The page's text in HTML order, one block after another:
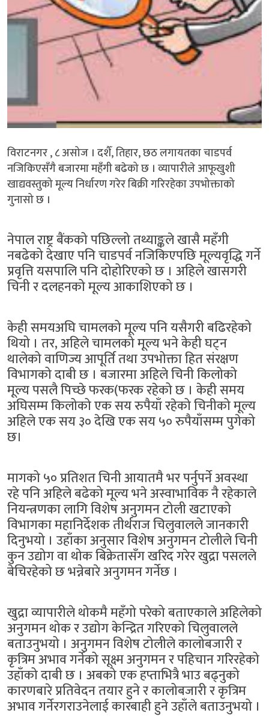
विराटनगर , ८ असोज । दशैँ, तिहार, छठ लगायतका चाडपर्व
नजिकिएसँगै बजारमा महँगी बढेको छ । व्यापारीले आफूखुशी
खाद्यवस्तुको मूल्य निर्धारण गरेर बिक्री गरिरहेका उपभोक्ताको
गुनासो छ ।
नेपाल राष्ट्र बैंकको पछिल्लो तथ्याङ्कले खासै महँगी
नबढेको देखाए पनि चाडपर्व नजिकिएपछि मूल्यवृद्धि गर्ने
प्रवृत्ति यसपालि पनि दोहोरिएको छ । अहिले खासगरी
चिनी र दलहनको मूल्य आकाशिएको छ ।
केही समयअघि चामलको मूल्य पनि यसैगरी बढिरहेको
थियो । तर, अहिले चामलको मूल्य भने केही घट्न
थालेको वाणिज्य आपूर्ति तथा उपभोक्ता हित संरक्षण
विभागको दाबी छ । बजारमा अहिले चिनी किलोको
मूल्य पसलै पिच्छे फरक(फरक रहेको छ । केही समय
अघिसम्म किलोको एक सय रुपैयाँ रहेको चिनीको मूल्य
अहिले एक सय ३० देखि एक सय ५० रुपैयाँसम्म पुगेको
छ।
मागको ५० प्रतिशत चिनी आयातमै भर पर्नुपर्ने अवस्था
रहे पनि अहिले बढेको मूल्य भने अस्वाभाविक नै रहेकाले
नियन्त्रणका लागि विशेष अनुगमन टोली खटाएको
विभागका महानिर्देशक तीर्थराज चिलुवालले जानकारी
दिनुभयो । उहाँका अनुसार विशेष अनुगमन टोलीले चिनी
कुन उद्योग वा थोक बिक्रेतासँग खरिद गरेर खुद्रा पसलले
बेचिरहेको छ भन्नेबारे अनुगमन गर्नेछ ।
खुद्रा व्यापारीले थोकमै महँगो परेको बताएकाले अहिलेको
अनुगमन थोक र उद्योग केन्द्रित गरिएको चिलुवालले
बताउनुभयो । अनुगमन विशेष टोलीले कालोबजारी र
कृत्रिम अभाव गर्नेको सूक्ष्म अनुगमन र पहिचान गरिरहेको
उहाँको दाबी छ । अबको एक हप्ताभित्रै भाउ बढ्नुको
कारणबारे प्रतिवेदन तयार हुने र कालोबजारी र कृत्रिम
अभाव गर्नेरगराउनेलाई कारबाही हुने उहाँले बताउनुभयो ।